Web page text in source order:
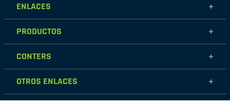
ENLACES +
Mujer
Hombre
PRODUCTOS +
Calzados
Zapatillas
CONTERS +
Nosotros
Contáctanos
Tiendas
OTROS ENLACES +
Políticas de garantía